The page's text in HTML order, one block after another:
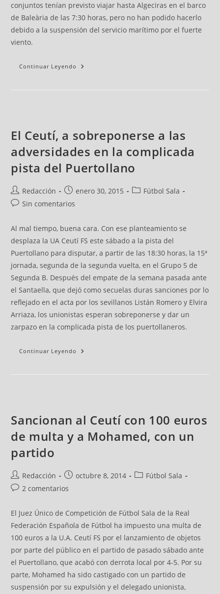
conjuntos tenían previsto viajar hasta Algeciras en el barco
de Baleària de las 7:30 horas, pero no han podido hacerlo
debido a la suspensión del servicio marítimo por el fuerte
viento.
Continuar Leyendo
El Ceutí, a sobreponerse a las
adversidades en la complicada
pista del Puertollano
Redacción enero 30, 2015
Fútbol Sala
Sin comentarios
Al mal tiempo, buena cara. Con ese planteamiento se
desplaza la UA Ceutí FS este sábado a la pista del
Puertollano para disputar, a partir de las 18:30 horas, la 15ª
jornada, segunda de la segunda vuelta, en el Grupo 5 de
Segunda B. Después del empate de la semana pasada ante
el Santaella, que dejó como secuelas duras sanciones por lo
reflejado en el acta por los sevillanos Listán Romero y Elvira
Arriaza, los unionistas esperan sobreponerse y dar un
zarpazo en la complicada pista de los puertollaneros.
Continuar Leyendo
Sancionan al Ceutí con 100 euros
de multa y a Mohamed, con un
partido
Redacción octubre 8, 2014
Fútbol Sala
2 comentarios
El Juez Único de Competición de Fútbol Sala de la Real
Federación Española de Fútbol ha impuesto una multa de
100 euros a la U.A. Ceutí FS por el lanzamiento de objetos
por parte del público en el partido de pasado sábado ante
el Puertollano, que acabó con derrota local por 4-5. Por su
parte, Mohamed ha sido castigado con un partido de
suspensión por su expulsión y el delegado unionista,